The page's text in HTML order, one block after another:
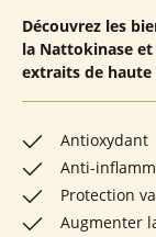
Découvrez les
la Nattokinase
extraits de
Antioxydant
Anti-
Protection
Augmenter